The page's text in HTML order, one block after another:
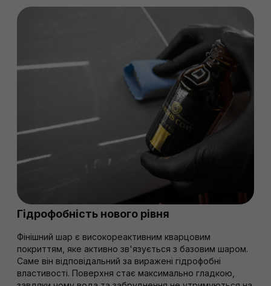
Гідрофобність нового рівня
Фінішний шар є високореактивним кварцовим
покриттям, яке активно зв'язується з базовим шаром.
Саме він відповідальний за виражені гідрофобні
властивості. Поверхня стає максимально гладкою,